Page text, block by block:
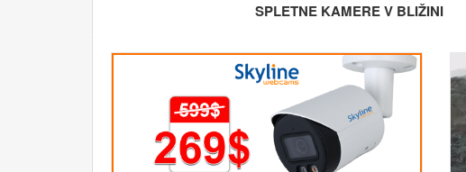
SPLETNE KAMERE V BLIŽINI